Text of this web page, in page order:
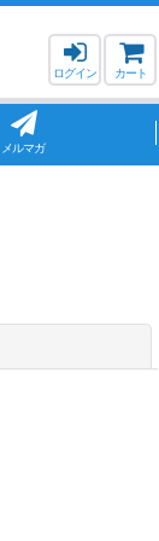
ログイン カート
メルマガ